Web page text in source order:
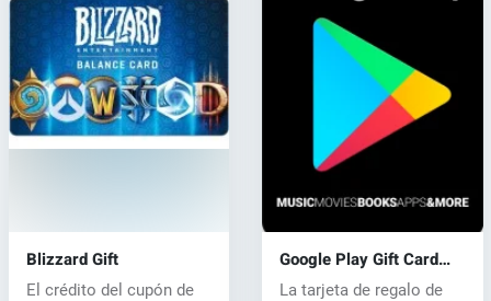
Blizzard Gift
El crédito del cupón de
Google Play Gift Card
Code
La tarjeta de regalo de